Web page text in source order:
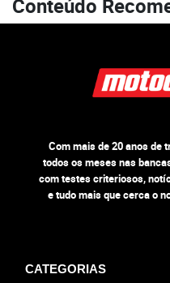
Conteúdo
Com mais de 20 anos de
todos os meses nas
com testes criteriosos,
e tudo mais que cerca o
CATEGORIAS